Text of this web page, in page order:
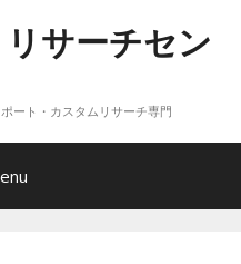
サーチセン
ート・カスタムリサーチ専門